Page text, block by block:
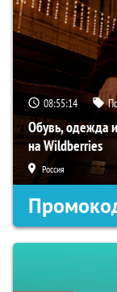
08:55:13
Обувь, одежда
на Wildberries
Россия